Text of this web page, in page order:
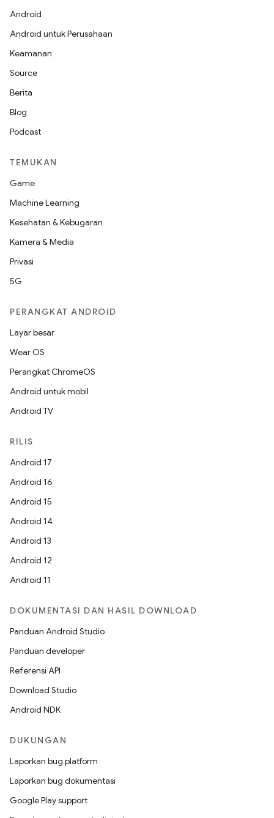
Android
Android untuk Perusahaan
Keamanan
Source
Berita
Blog
Podcast
TEMUKAN
Game
Machine Learning
Kesehatan & Kebugaran
Kamera & Media
Privasi
5G
PERANGKAT ANDROID
Layar besar
Wear OS
Perangkat ChromeOS
Android untuk mobil
Android TV
RILIS
Android 17
Android 16
Android 15
Android 14
Android 13
Android 12
Android 11
DOKUMENTASI DAN HASIL DOWNLOAD
Panduan Android Studio
Panduan developer
Referensi API
Download Studio
Android NDK
DUKUNGAN
Laporkan bug platform
Laporkan bug dokumentasi
Google Play support